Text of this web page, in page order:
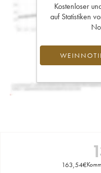
Kostenloser
auf Statistiken
163,54€